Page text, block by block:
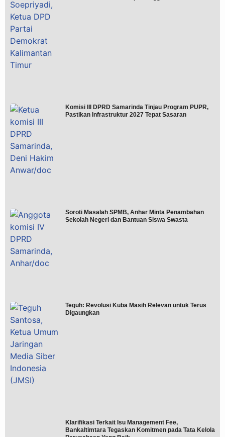
Komisi III DPRD Samarinda Tinjau Program PUPR,
Pastikan Infrastruktur 2027 Tepat Sasaran
Soroti Masalah SPMB, Anhar Minta Penambahan
Sekolah Negeri dan Bantuan Siswa Swasta
Teguh: Revolusi Kuba Masih Relevan untuk Terus
Digaungkan
Klarifikasi Terkait Isu Management Fee,
Bankaltimtara Tegaskan Komitmen pada Tata Kelola